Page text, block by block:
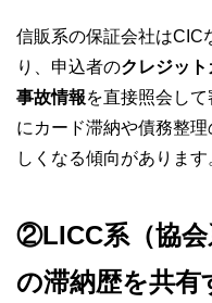
信販系の保証会社はCIC
り、申込者のクレジット
事故情報を直接照会し
にカード滞納や債務整
しくなる傾向があります
②LICC系（協
の滞納歴を共有